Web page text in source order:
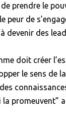
prendre le
peur de
devenir des
doit créer
le sens de
promeuvent”